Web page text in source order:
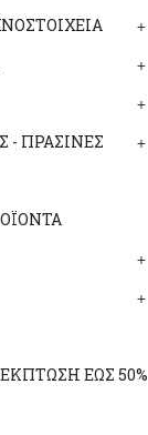
+
+
+
- ΠΡΑΣΙΝΕΣ
+
+
+
ΕΩΣ 50%